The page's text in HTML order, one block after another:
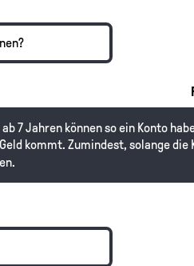
7 Jahren können so ein Konto
kommt. Zumindest, solange die